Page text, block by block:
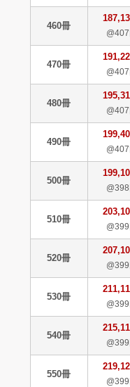
460冊
470冊
480冊
490冊
500冊
510冊
520冊
530冊
540冊
550冊